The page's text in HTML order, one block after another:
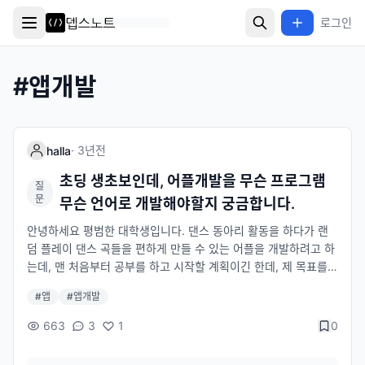
로그인
#앱개발
halla· 3년전
질
문
초딩 생초보인데, 어플개발을 무슨 프로그램
무슨 언어로 개발해야할지 궁금합니다.
안녕하세요 평범한 대학생입니다. 댄스 동아리 활동을 하다가 랜
덤 플레이 댄스 곡들을 편하게 만들 수 있는 어플을 개발하려고 하
는데, 맨 처음부터 공부를 하고 시작할 계획이긴 한데, 제 목표를
씀드린 랜플댄 어플 개발인데, 어느 프로그램 어느 언어를 사용해
야 제 목표를 이룰 수 있을지 궁금해서 질문드립니다! 대충 어플 설
#앱 #앱개발
663 3 1 0